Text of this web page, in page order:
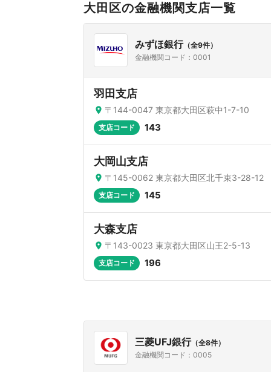
大田区の金融機関支店一覧
みずほ銀行（全9件）
金融機関コード：0001
羽田支店
〒144-0047 東京都大田区萩中1-7-10
支店コード 143
大岡山支店
〒145-0062 東京都大田区北千束3-28-12
支店コード 145
大森支店
〒143-0023 東京都大田区山王2-5-13
支店コード 196
三菱UFJ銀行（全8件）
金融機関コード：0005